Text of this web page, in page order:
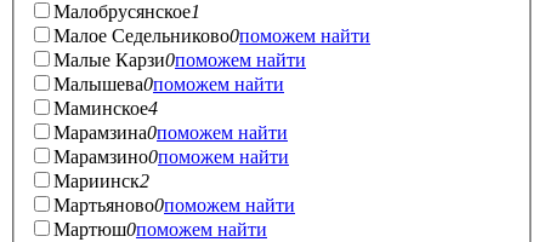
Малобрусянское1
Малое Седельниково0поможем найти
Малые Карзи0поможем найти
Малышева0поможем найти
Маминское4
Марамзина0поможем найти
Марамзино0поможем найти
Мариинск2
Мартьяново0поможем найти
Мартюш0поможем найти